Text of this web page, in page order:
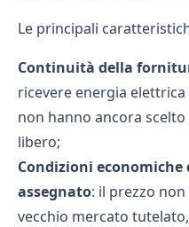
Le principali
Continuità della
ricevere energia
non hanno ancora
libero;
Condizioni
assegnato: il prezzo
vecchio mercato